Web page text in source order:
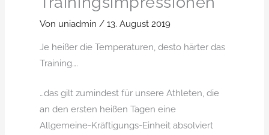
Von uniadmin /13. August 2019
Je heißer die Temperaturen, desto härter das
Training….
…das gilt zumindest für unsere Athleten, die
an den ersten heißen Tagen eine
Allgemeine-Kräftigungs-Einheit absolviert